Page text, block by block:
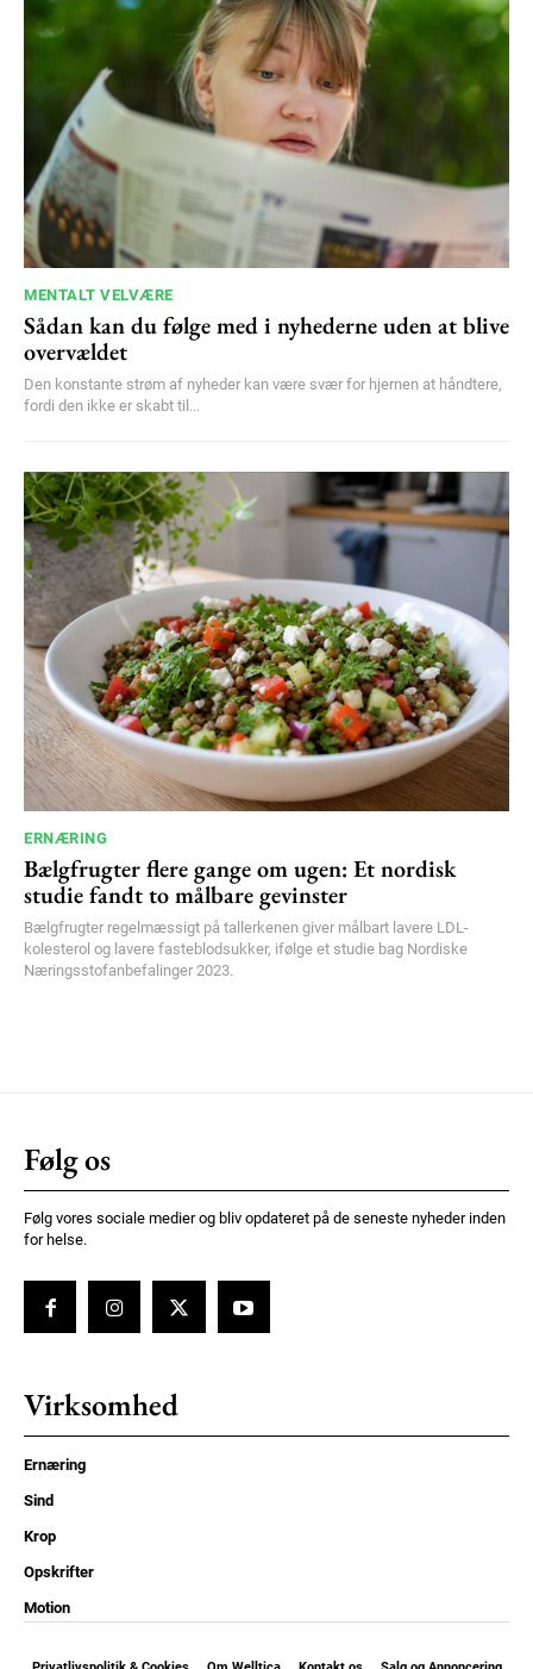
MENTALT VELVÆRE
Sådan kan du følge med i nyhederne uden at blive
overvældet
Den konstante strøm af nyheder kan være svær for hjernen at håndtere,
fordi den ikke er skabt til...
ERNÆRING
Bælgfrugter flere gange om ugen: Et nordisk
studie fandt to målbare gevinster
Bælgfrugter regelmæssigt på tallerkenen giver målbart lavere LDL-
kolesterol og lavere fasteblodsukker, ifølge et studie bag Nordiske
Næringsstofanbefalinger 2023.
Følg os
Følg vores sociale medier og bliv opdateret på de seneste nyheder inden
for helse.
Virksomhed
Ernæring
Sind
Krop
Opskrifter
Motion